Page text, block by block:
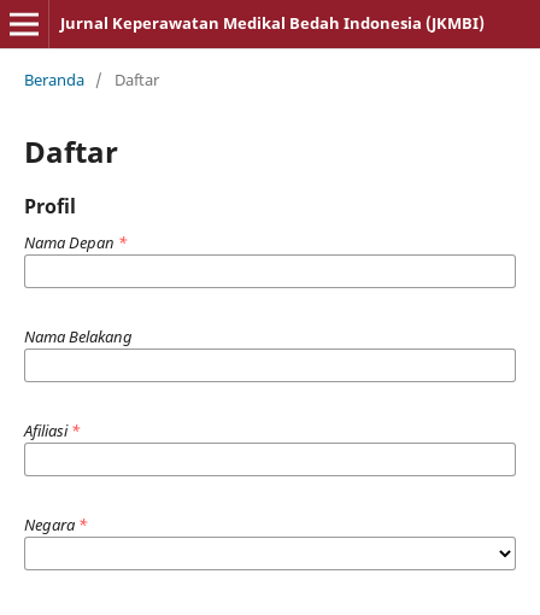
Jurnal Keperawatan Medikal Bedah Indonesia (JKMBI)
Beranda / Daftar
Daftar
Profil
Nama Depan *
Nama Belakang
Afiliasi*
Negara *